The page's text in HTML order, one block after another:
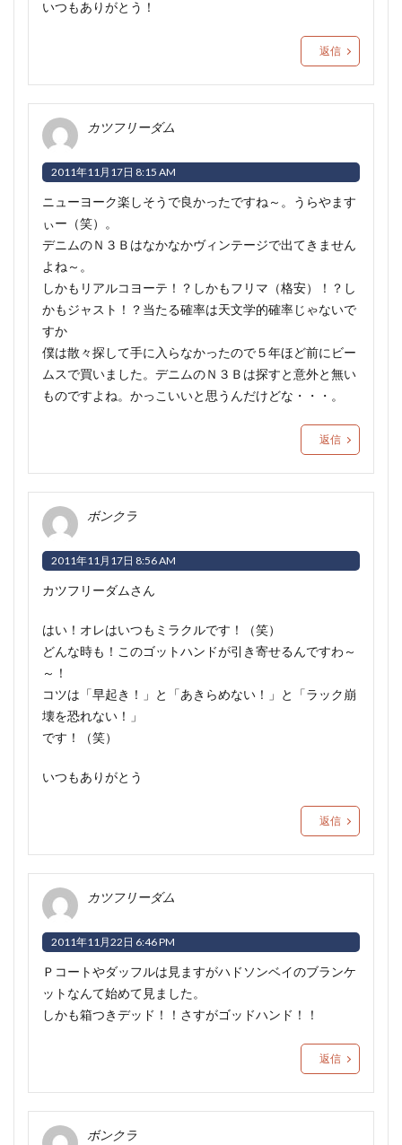
いつもありがとう！
返信
カツフリーダム
2011年11月17日 8:15 AM
ニューヨーク楽しそうで良かったですね～ 。うらやます
ぃー（笑）。
デニムのＮ３Ｂはなかなかヴィンテージで出てきません
よね～。
しかもリアルコヨーテ！？しかもフリマ（格安）！？し
かもジャスト！？当たる確率は天文学的確率じゃないで
すか
僕は散々探して手に入らなかったので５年ほど前にビー
ムスで買いました。デニムのＮ３Ｂは探すと意外と無い
ものですよね。かっこいいと思うんだけどな・・・。
返信
ボンクラ
2011年11月17日 8:56 AM
カツフリーダムさん
はい！オレはいつもミラクルです！（笑）
どんな時も！このゴットハンドが引き寄せるんですわ～
～！
コツは「早起き！」と「あきらめない！」と「ラック崩
壊を恐れない！」
です！（笑）
いつもありがとう
返信
カツフリーダム
2011年11月22日 6:46 PM
Ｐコートやダッフルは見ますがハドソンベイのブランケ
ットなんて始めて見ました。
しかも箱つきデッド！！さすがゴッドハンド ！！
返信
ボンクラ